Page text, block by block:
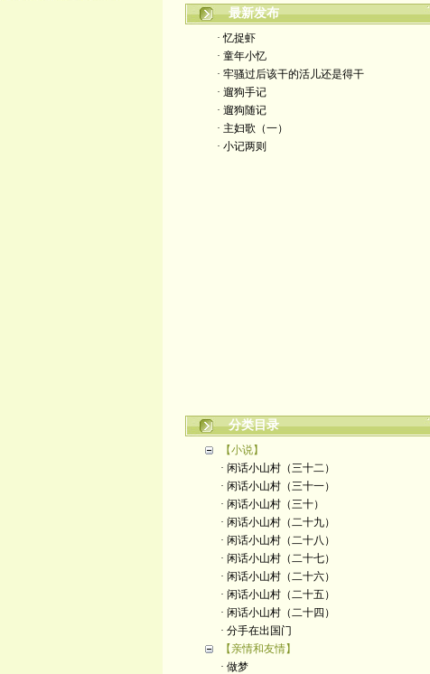
最新发布
· 忆捉虾
· 童年小忆
· 牢骚过后该干的活儿还是得干
· 遛狗手记
· 遛狗随记
· 主妇歌（一）
· 小记两则
分类目录
【小说】
· 闲话小山村（三十二）
· 闲话小山村（三十一）
· 闲话小山村（三十）
· 闲话小山村（二十九）
· 闲话小山村（二十八）
· 闲话小山村（二十七）
· 闲话小山村（二十六）
· 闲话小山村（二十五）
· 闲话小山村（二十四）
· 分手在出国门
【亲情和友情】
· 做梦